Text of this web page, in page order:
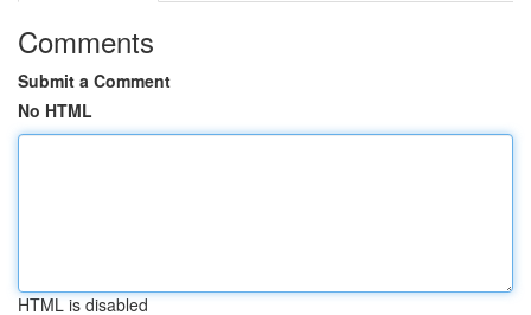
Comments
Submit a Comment
No HTML
HTML is disabled